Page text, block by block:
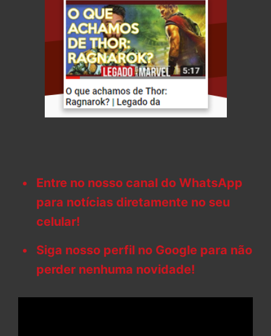
Entre no nosso canal do WhatsApp
para notícias diretamente no seu
celular!
Siga nosso perfil no Google para não
perder nenhuma novidade!